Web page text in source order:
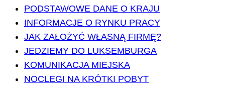
PODSTAWOWE DANE O KRAJU
INFORMACJE O RYNKU PRACY
JAK ZAŁOŻYĆ WŁASNĄ FIRMĘ?
JEDZIEMY DO LUKSEMBURGA
KOMUNIKACJA MIEJSKA
NOCLEGI NA KRÓTKI POBYT